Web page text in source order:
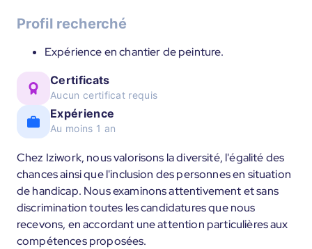
Profil recherché
Expérience en chantier de peinture.
Certificats
Aucun certificat requis
Expérience
Au moins 1 an
Chez Iziwork, nous valorisons la diversité, l'égalité des
chances ainsi que l'inclusion des personnes en situation
de handicap. Nous examinons attentivement et sans
discrimination toutes les candidatures que nous
recevons, en accordant une attention particulières aux
compétences proposées.